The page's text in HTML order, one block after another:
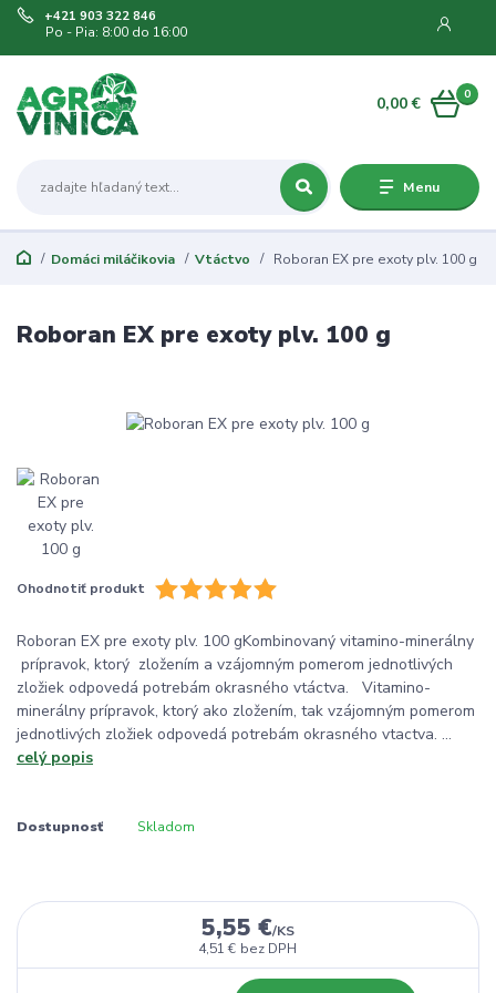
Menu
+421 903 322 846
Po - Pia: 8:00 do 16:00
0
0,00 €
Domáci miláčikovia Vtáctvo Roboran EX pre exoty plv. 100 g
Roboran EX pre exoty plv. 100 g
Ohodnotiť produkt
Roboran EX pre exoty plv. 100 gKombinovaný vitamino-minerálny
prípravok, ktorý zložením a vzájomným pomerom jednotlivých
zložiek odpovedá potrebám okrasného vtáctva. Vitamino-
minerálny prípravok, ktorý ako zložením, tak vzájomným pomerom
jednotlivých zložiek odpovedá potrebám okrasného vtactva. ...
celý popis
Dostupnosť Skladom
5,55 €/KS
4,51 € bez DPH